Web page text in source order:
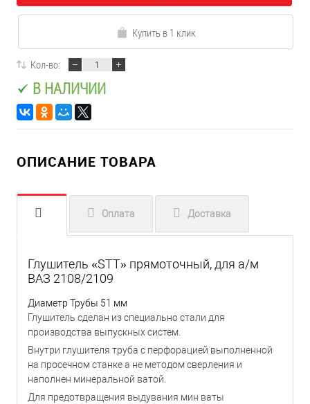
Купить в 1 клик
Кол-во:
В НАЛИЧИИ
ОПИСАНИЕ ТОВАРА
Оплата Доставка
Глушитель «STT» прямоточный, для а/м
ВАЗ 2108/2109
Диаметр Трубы 51 мм
Глушитель сделан из специально стали для
производства выпускных систем.
Внутри глушителя труба с перфорацией выполненной
на просечном станке а не методом сверления и
наполнен минеральной ватой.
Для предотвращения выдувания мин ваты